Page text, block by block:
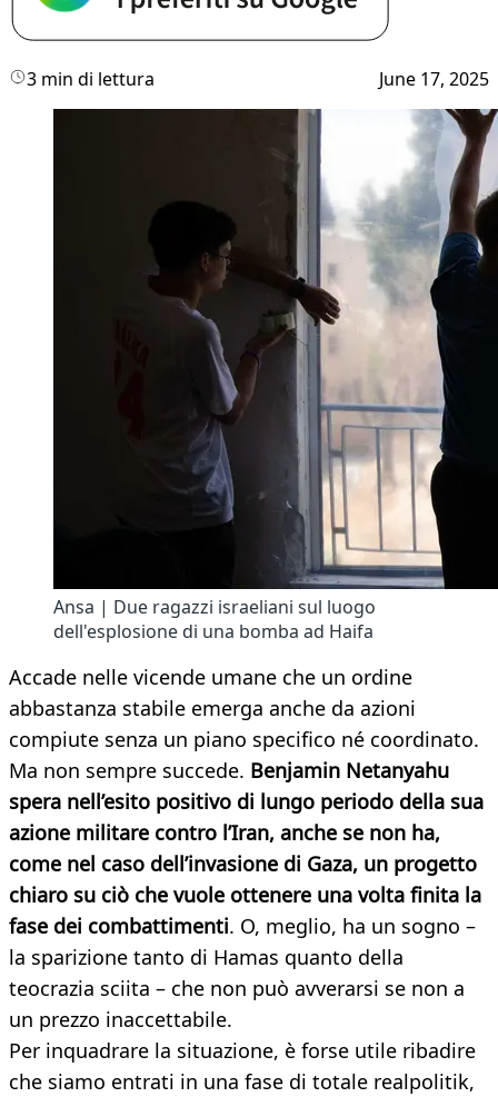
3 min di lettura June 17, 2025
Ansa | Due ragazzi israeliani sul luogo
dell'esplosione di una bomba ad Haifa
Accade nelle vicende umane che un ordine
abbastanza stabile emerga anche da azioni
compiute senza un piano specifico né coordinato.
Ma non sempre succede. Benjamin Netanyahu
spera nell’esito positivo di lungo periodo della sua
azione militare contro l’Iran, anche se non ha,
come nel caso dell’invasione di Gaza, un progetto
chiaro su ciò che vuole ottenere una volta finita la
fase dei combattimenti. O, meglio, ha un sogno –
la sparizione tanto di Hamas quanto della
teocrazia sciita – che non può avverarsi se non a
un prezzo inaccettabile.
Per inquadrare la situazione, è forse utile ribadire
che siamo entrati in una fase di totale realpolitik,